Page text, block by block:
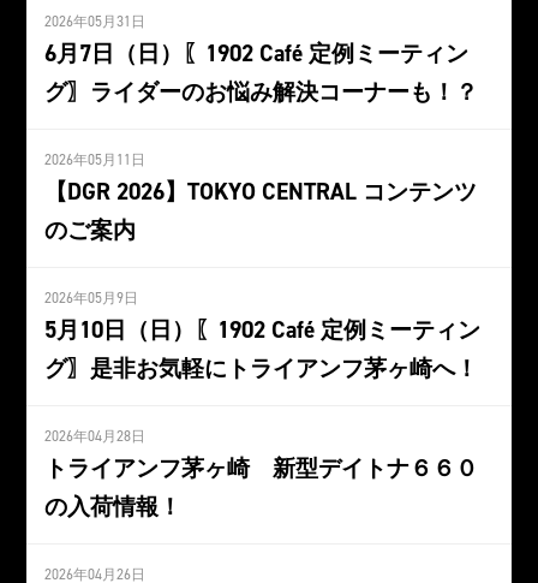
2026年05月31日
6月7日（日）〖1902 Café 定例ミーティン
グ〗ライダーのお悩み解決コーナーも！？
2026年05月11日
【DGR 2026】TOKYO CENTRAL コンテンツ
のご案内
2026年05月9日
5月10日（日）〖1902 Café 定例ミーティン
グ〗是非お気軽にトライアンフ茅ヶ崎へ！
2026年04月28日
トライアンフ茅ヶ崎 新型デイトナ６６０
の入荷情報！
2026年04月26日